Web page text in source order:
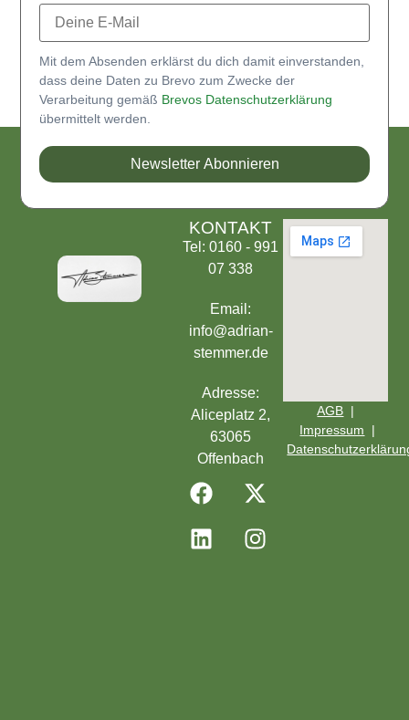
Mit dem Absenden erklärst du dich damit einverstanden,
dass deine Daten zu Brevo zum Zwecke der
Verarbeitung gemäß Brevos Datenschutzerklärung
übermittelt werden.
Newsletter Abonnieren
KONTAKT
Tel: 0160 - 991
07 338
Email:
info@adrian-
stemmer.de
Adresse:
Aliceplatz 2,
63065
Offenbach
AGB |
Impressum |